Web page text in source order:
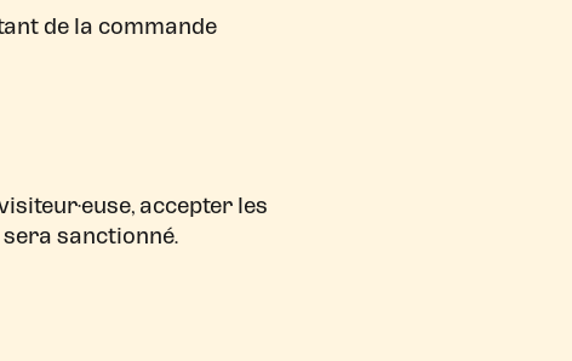
de la commande
accepter les
sanctionné.